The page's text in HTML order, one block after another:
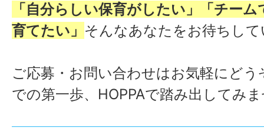
「自分らしい保育がしたい」「チー
育てたい」 そんなあなたをお待ちし
ご応募・お問い合わせはお気軽にどう
での第一歩、HOPPAで踏み出してみ